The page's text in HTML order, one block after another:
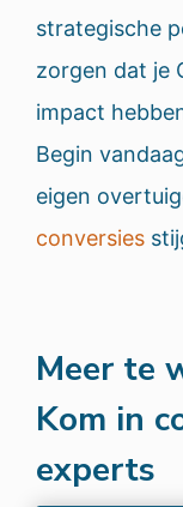
strategische
zorgen dat je
impact
Begin
eigen
conversies
Meer te
Kom in
experts